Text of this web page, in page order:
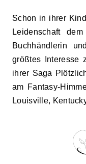
Schon in ihrer
Leidenschaft
Buchhändlerin
größtes Interesse
ihrer Saga
am Fantasy-
Louisville,